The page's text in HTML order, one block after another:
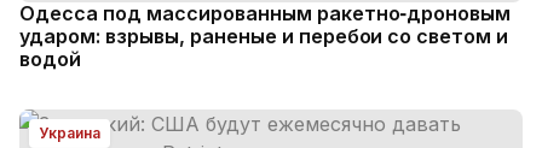
Одесса под массированным ракетно‑дроновым
ударом: взрывы, раненые и перебои со светом и
водой
Украина